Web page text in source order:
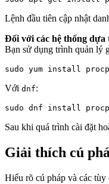
Lệnh đầu tiên cập nhật
Đối với các hệ thống
Bạn sử dụng trình quản lý
Với dnf:
Sau khi quá trình cài đặt
Giải thích cú
Hiểu rõ cú pháp và các tùy